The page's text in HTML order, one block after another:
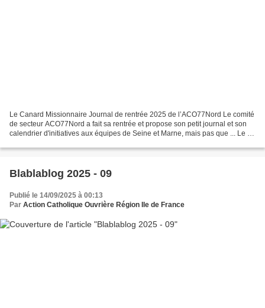
Le Canard Missionnaire Journal de rentrée 2025 de l’ACO77Nord Le comité
de secteur ACO77Nord a fait sa rentrée et propose son petit journal et son
calendrier d'initiatives aux équipes de Seine et Marne, mais pas que ... Le 18
Blablablog 2025 - 09
Publié le 14/09/2025 à 00:13
Par Action Catholique Ouvrière Région Ile de France